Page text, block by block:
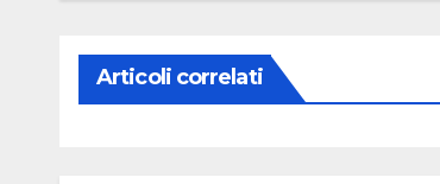
Articoli correlati